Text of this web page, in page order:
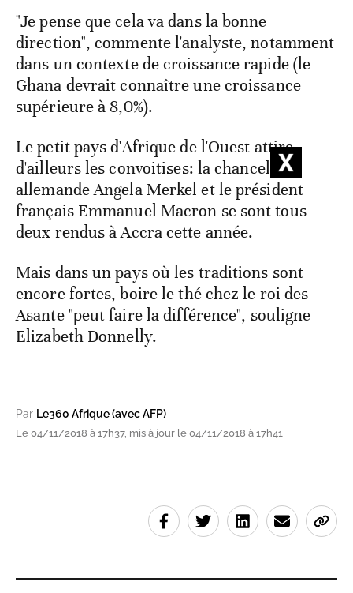
"Je pense que cela va dans la bonne
direction", commente l'analyste, notamment
dans un contexte de croissance rapide (le
Ghana devrait connaître une croissance
supérieure à 8,0%).
Le petit pays d'Afrique de l'Ouest attire
d'ailleurs les convoitises: la chancelière
allemande Angela Merkel et le président
français Emmanuel Macron se sont tous
deux rendus à Accra cette année.
Mais dans un pays où les traditions sont
encore fortes, boire le thé chez le roi des
Asante "peut faire la différence", souligne
Elizabeth Donnelly.
Par Le360 Afrique (avec AFP)
Le 04/11/2018 à 17h37, mis à jour le 04/11/2018 à 17h41